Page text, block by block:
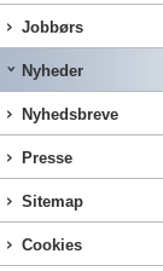
Jobbørs
Nyheder
Nyhedsbreve
Presse
Sitemap
Cookies